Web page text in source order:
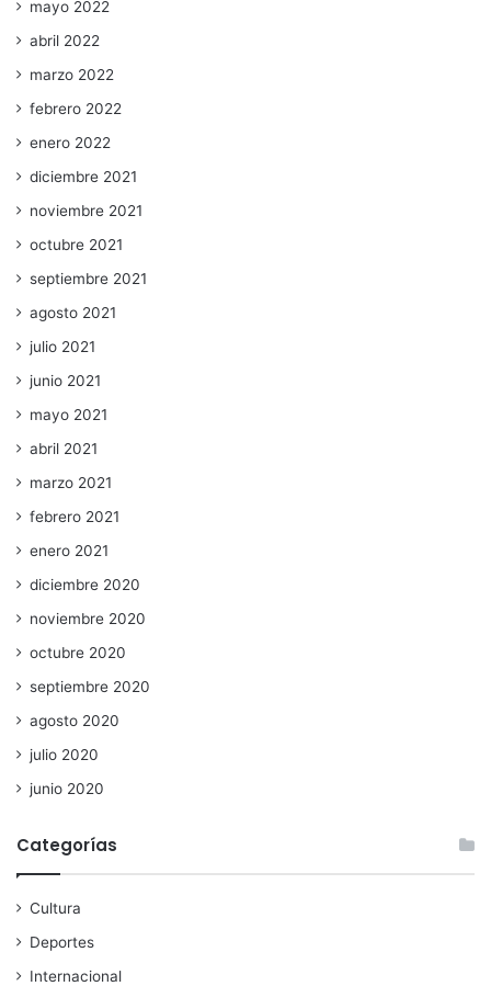
mayo 2022
abril 2022
marzo 2022
febrero 2022
enero 2022
diciembre 2021
noviembre 2021
octubre 2021
septiembre 2021
agosto 2021
julio 2021
junio 2021
mayo 2021
abril 2021
marzo 2021
febrero 2021
enero 2021
diciembre 2020
noviembre 2020
octubre 2020
septiembre 2020
agosto 2020
julio 2020
junio 2020
Categorías
Cultura
Deportes
Internacional